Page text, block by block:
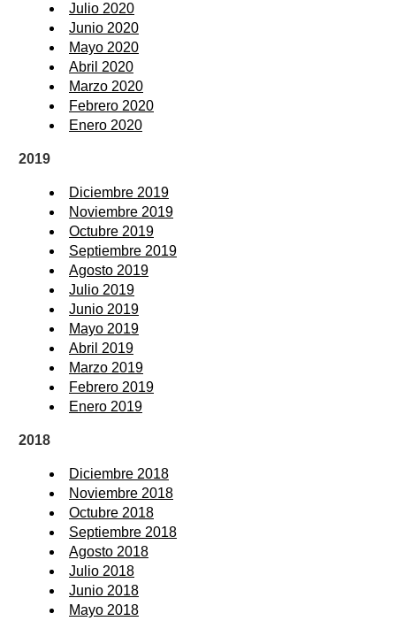
Julio 2020
Junio 2020
Mayo 2020
Abril 2020
Marzo 2020
Febrero 2020
Enero 2020
2019
Diciembre 2019
Noviembre 2019
Octubre 2019
Septiembre 2019
Agosto 2019
Julio 2019
Junio 2019
Mayo 2019
Abril 2019
Marzo 2019
Febrero 2019
Enero 2019
2018
Diciembre 2018
Noviembre 2018
Octubre 2018
Septiembre 2018
Agosto 2018
Julio 2018
Junio 2018
Mayo 2018